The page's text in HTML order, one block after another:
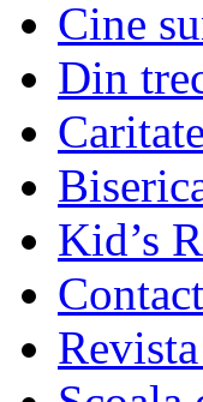
Cine
Din
Caritate
Kid’s